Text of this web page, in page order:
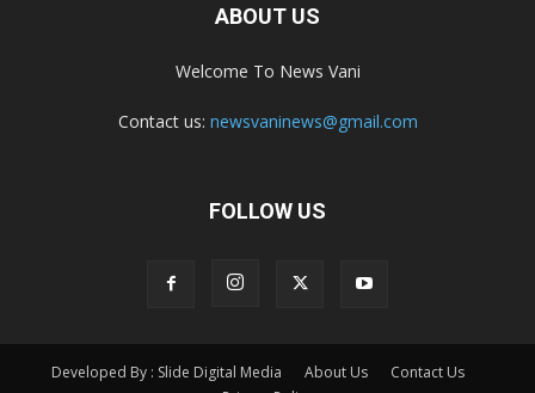
ABOUT US
Welcome To News Vani
Contact us: newsvaninews@gmail.com
FOLLOW US
Developed By : Slide Digital Media About Us
Contact Us